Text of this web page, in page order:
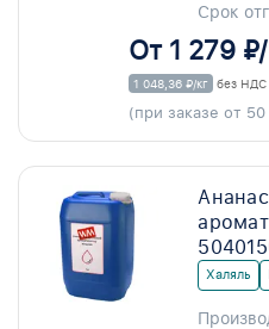
Срок
От 1 279
1 048,36 ₽/кг без НДС
(при заказе от 50
Халяль